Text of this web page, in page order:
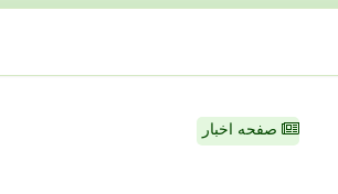
صفحه اخبار